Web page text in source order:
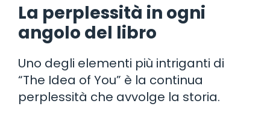
La perplessità in ogni
angolo del libro
Uno degli elementi più intriganti di
“The Idea of You” è la continua
perplessità che avvolge la storia.